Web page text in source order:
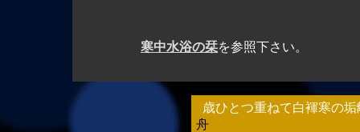
寒中水浴の栞を参照下さい。
歳ひとつ重ねて白褌寒の垢
舟